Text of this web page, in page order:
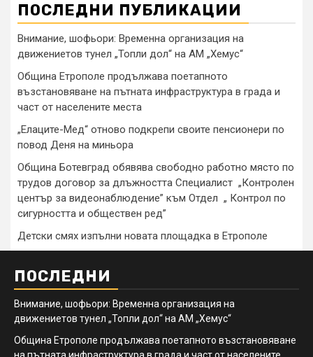
ПОСЛЕДНИ ПУБЛИКАЦИИ
Внимание, шофьори: Временна организация на
движениетов тунел „Топли дол“ на АМ „Хемус“
Община Етрополе продължава поетапното
възстановяване на пътната инфраструктура в града и
част от населените места
„Елаците-Мед“ отново подкрепи своите пенсионери по
повод Деня на миньора
Община Ботевград обявява свободно работно място по
трудов договор за длъжността Специалист „Контролен
център за видеонаблюдение” към Отдел „ Контрол по
сигурността и обществен ред”
Детски смях изпълни новата площадка в Етрополе
ПОСЛЕДНИ
Внимание, шофьори: Временна организация на
движениетов тунел „Топли дол“ на АМ „Хемус“
Община Етрополе продължава поетапното възстановяване